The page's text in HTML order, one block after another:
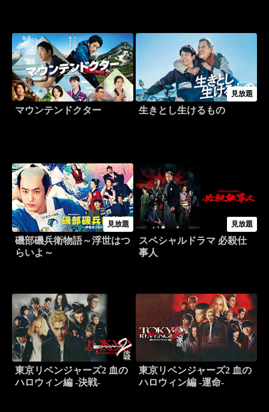
マウンテンドクター
見放題
生きとし生けるもの
見放題
磯部磯兵衛物語～浮世はつ
らいよ～
見放題
スペシャルドラマ 必殺仕
事人
東京リベンジャーズ2 血の
ハロウィン編 -決戦-
東京リベンジャーズ2 血の
ハロウィン編 -運命-